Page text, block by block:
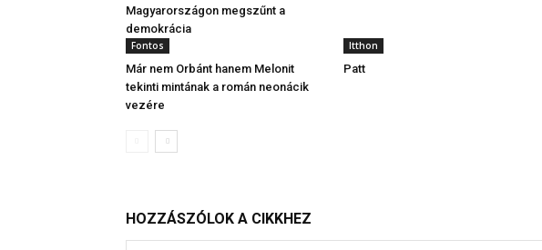
Magyarországon megszűnt a
demokrácia
Fontos
Már nem Orbánt hanem Melonit
tekinti mintának a román neonácik
vezére
Itthon
Patt
HOZZÁSZÓLOK A CIKKHEZ